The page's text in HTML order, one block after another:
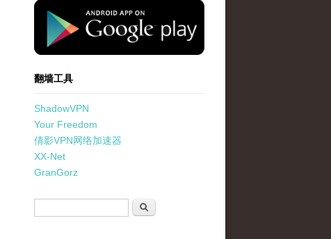
standard-icon-googleplay-app-store.png
翻墙工具
ShadowVPN
Your Freedom
倩影VPN网络加速器
XX-Net
GranGorz
搜索